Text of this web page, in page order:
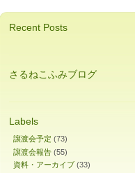
Recent Posts
さるねこふみブログ
Labels
譲渡会予定 (73)
譲渡会報告 (55)
資料・アーカイブ (33)